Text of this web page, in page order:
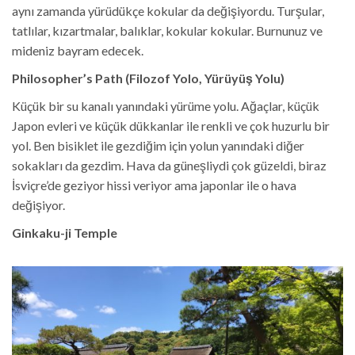
aynı zamanda yürüdükçe kokular da değişiyordu. Turşular,
tatlılar, kızartmalar, balıklar, kokular kokular. Burnunuz ve
mideniz bayram edecek.
Philosopher’s Path (Filozof Yolo, Yürüyüş Yolu)
Küçük bir su kanalı yanındaki yürüme yolu. Ağaçlar, küçük
Japon evleri ve küçük dükkanlar ile renkli ve çok huzurlu bir
yol. Ben bisiklet ile gezdiğim için yolun yanındaki diğer
sokakları da gezdim. Hava da güneşliydi çok güzeldi, biraz
İsviçre’de geziyor hissi veriyor ama japonlar ile o hava
değişiyor.
Ginkaku-ji Temple